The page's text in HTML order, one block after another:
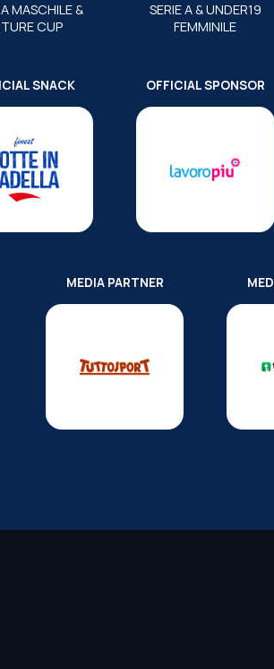
MASCHILE &
CUP
SERIE A & UNDER19
FEMMINILE
SNACK OFFICIAL SPONSOR
MEDIA PARTNER